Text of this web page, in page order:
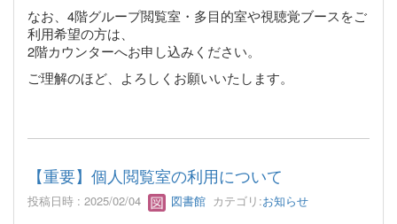
なお、4階グループ閲覧室・多目的室や視聴覚ブースをご
利用希望の方は、
2階カウンターへお申し込みください。
ご理解のほど、よろしくお願いいたします。
【重要】個人閲覧室の利用について
投稿日時 : 2025/02/04 図書館 カテゴリ:お知らせ